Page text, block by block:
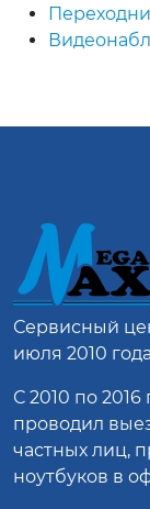
Сервисный
июля 2010
С 2010 по
проводил
частных лиц,
ноутбуков в